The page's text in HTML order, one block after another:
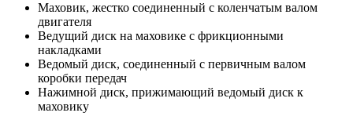
Маховик, жестко соединенный с коленчатым валом
двигателя
Ведущий диск на маховике с фрикционными
накладками
Ведомый диск, соединенный с первичным валом
коробки передач
Нажимной диск, прижимающий ведомый диск к
маховику